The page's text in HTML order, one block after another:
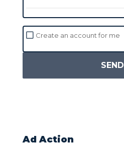
Create an account for me
SEND
Ad Action